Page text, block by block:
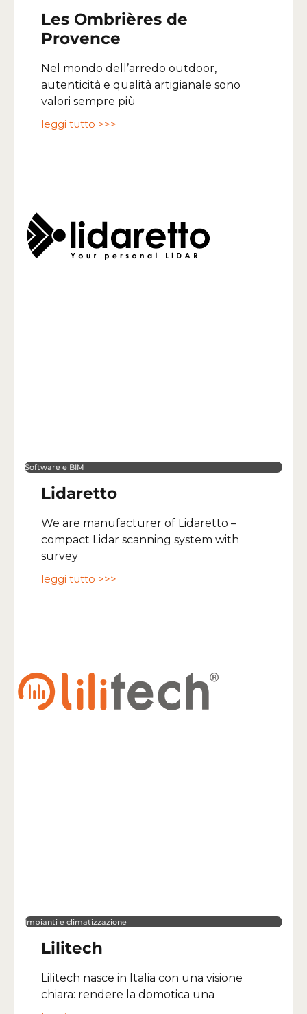
Les Ombrières de
Provence
Nel mondo dell’arredo outdoor,
autenticità e qualità artigianale sono
valori sempre più
leggi tutto >>>
Software e BIM
Lidaretto
We are manufacturer of Lidaretto –
compact Lidar scanning system with
survey
leggi tutto >>>
Impianti e climatizzazione
Lilitech
Lilitech nasce in Italia con una visione
chiara: rendere la domotica una